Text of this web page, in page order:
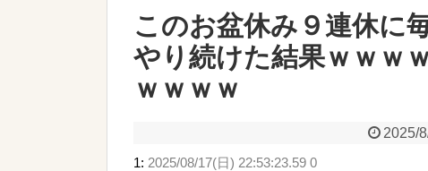
このお盆休み９連休に
やり続けた結果ｗｗｗ
ｗｗｗｗ
2025/
1: 2025/08/17(日) 22:53:23.59 0